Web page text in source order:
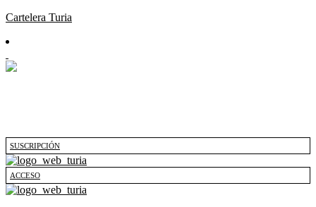
Cartelera Turia
SUSCRIPCIÓN
ACCESO